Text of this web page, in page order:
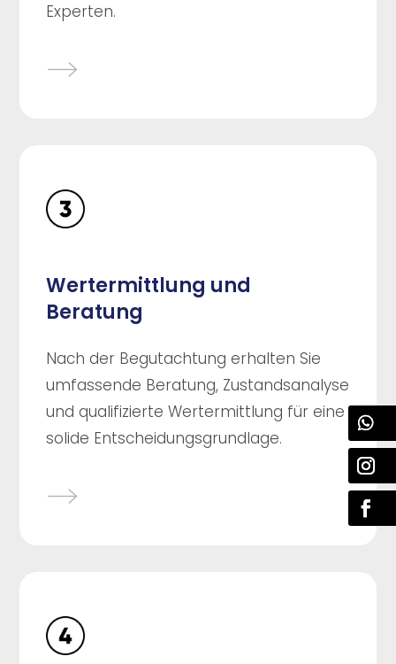
Experten.
Wertermittlung und
Beratung
Nach der Begutachtung erhalten Sie
umfassende Beratung, Zustandsanalyse
und qualifizierte Wertermittlung für eine
solide Entscheidungsgrundlage.